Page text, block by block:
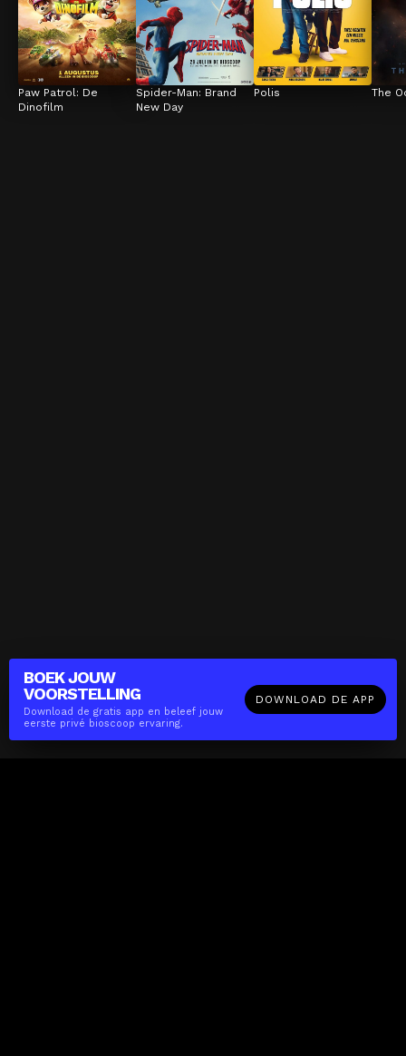
BOEK JOUW
VOORSTELLING
Download de gratis app en beleef jouw
eerste privé bioscoop ervaring.
DOWNLOAD DE APP
Paw Patrol: De
Dinofilm
Spider-Man: Brand
New Day
Polis The